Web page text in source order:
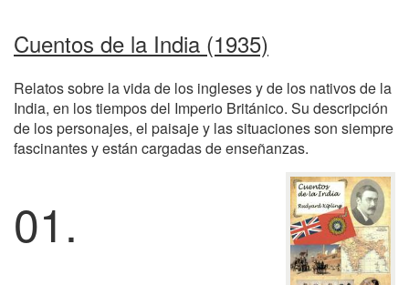
Cuentos de la India (1935)
Relatos sobre la vida de los ingleses y de los nativos de la
India, en los tiempos del Imperio Británico. Su descripción
de los personajes, el paisaje y las situaciones son siempre
fascinantes y están cargadas de enseñanzas.
01.